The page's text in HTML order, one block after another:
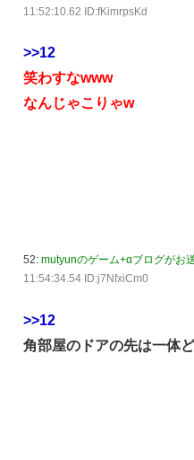
11:52:10.62 ID:fKimrpsKd
>>12
笑わすなwww
なんじゃこりゃw
52: mutyunのゲーム+αブログがお
11:54:34.54 ID:j7NfxiCm0
>>12
角部屋のドアの先は一体